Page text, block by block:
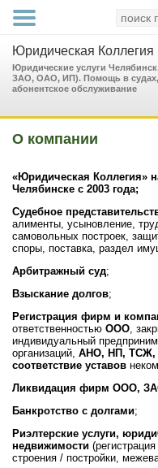
Юридическая Коллегия
Юридические услуги
ЗАО, ОАО, ИП). Помощь в
абонентское обслуживание
О компании
«Юридическая Коллегия»
Челябинске с 2003 года;
Судебное
алименты, усыновление,
самовольных построек,
споры, поставка, раздел
Арбитражный суд;
Взыскание долгов;
Регистрация фирм и
ответственностью ООО,
индивидуальный
организаций, АНО, НП, ТСЖ,
соответствие уставов
Ликвидация фирм ООО,
Банкротство с долгами;
Риэлтерские услуги,
недвижимости
строения / постройки,